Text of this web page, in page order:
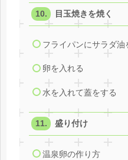
目玉焼きを焼く
フライパンにサラダ油
卵を入れる
水を入れて蓋をする
盛り付け
温泉卵の作り方